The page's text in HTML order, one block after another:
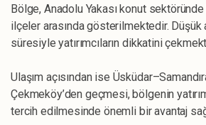
Bölge, Anadolu Yakası konut
ilçeler arasında gösterilmektedir. Düşük
süresiyle yatırımcıların dikkatini
Ulaşım açısından ise
Çekmeköy’den geçmesi, bölgenin
tercih edilmesinde önemli bir avantaj